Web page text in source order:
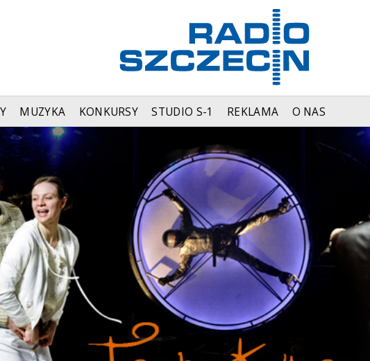
MUZYKA KONKURSY STUDIO S-1 REKLAMA O NAS